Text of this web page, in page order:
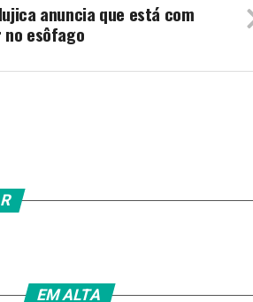
anuncia que está com
esôfago
EM ALTA